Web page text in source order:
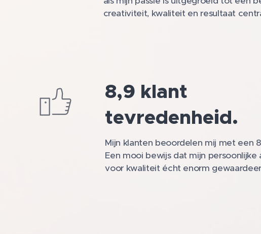
creativiteit, kwaliteit en resultaat
8,9 klant
tevredenheid.
Mijn klanten beoordelen mij met een
Een mooi bewijs dat mijn persoonlijke
voor kwaliteit écht enorm